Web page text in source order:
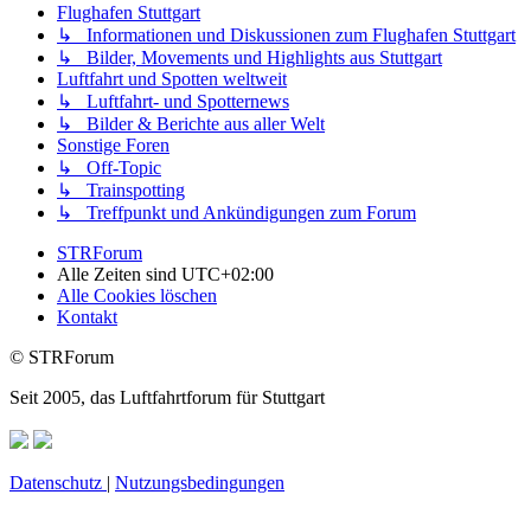
Flughafen Stuttgart
↳ Informationen und Diskussionen zum Flughafen Stuttgart
↳ Bilder, Movements und Highlights aus Stuttgart
Luftfahrt und Spotten weltweit
↳ Luftfahrt- und Spotternews
↳ Bilder & Berichte aus aller Welt
Sonstige Foren
↳ Off-Topic
↳ Trainspotting
↳ Treffpunkt und Ankündigungen zum Forum
STRForum
Alle Zeiten sind UTC+02:00
Alle Cookies löschen
Kontakt
© STRForum
Seit 2005, das Luftfahrtforum für Stuttgart
Datenschutz | Nutzungsbedingungen